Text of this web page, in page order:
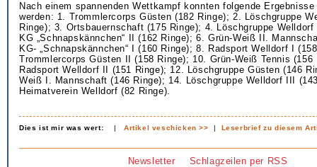
Nach einem spannenden Wettkampf konnten folgende
werden: 1. Trommlercorps Güsten (182 Ringe); 2. Löschgruppe
Ringe); 3. Ortsbauernschaft (175 Ringe); 4. Löschgruppe
KG „Schnapskännchen“ II (162 Ringe); 6. Grün-Weiß II.
KG- „Schnapskännchen“ I (160 Ringe); 8. Radsport Welldorf I
Trommlercorps Güsten II (158 Ringe); 10. Grün-Weiß Tennis (156
Radsport Welldorf II (151 Ringe); 12. Löschgruppe Güsten (146
Weiß I. Mannschaft (146 Ringe); 14. Löschgruppe Welldorf III
Heimatverein Welldorf (82 Ringe).
Dies ist mir was wert: |Artikel veschicken >> | Leserbrief zu diesem
Newsletter Schlagzeilen per RSS